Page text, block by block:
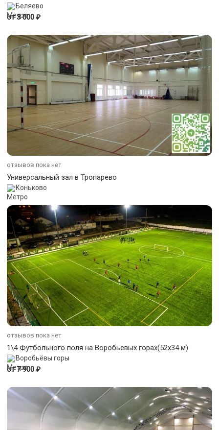
Беляево
от 3 000 ₽
отзывов пока нет
Универсальный зал в Тропарево
Коньково
отзывов пока нет
1\4 Футбольного поля на Воробьевых горах(52х34 м)
Воробьёвы горы
от 7 900 ₽